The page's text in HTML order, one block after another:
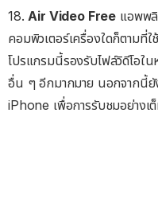
18.Air Video Free แอพพลิ
คอมพิวเตอร์เครื่องใดก็ตามที่
โปรแกรมนี้รองรับไฟล์วิดีโอใ
อื่น ๆ อีกมากมาย นอกจากนี้ยั
iPhone เพื่อการรับชมอย่างเ